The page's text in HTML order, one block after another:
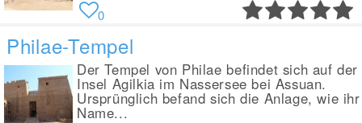
0
Philae-Tempel
Der Tempel von Philae befindet sich auf der
Insel Agilkia im Nassersee bei Assuan.
Ursprünglich befand sich die Anlage, wie ihr
Name...